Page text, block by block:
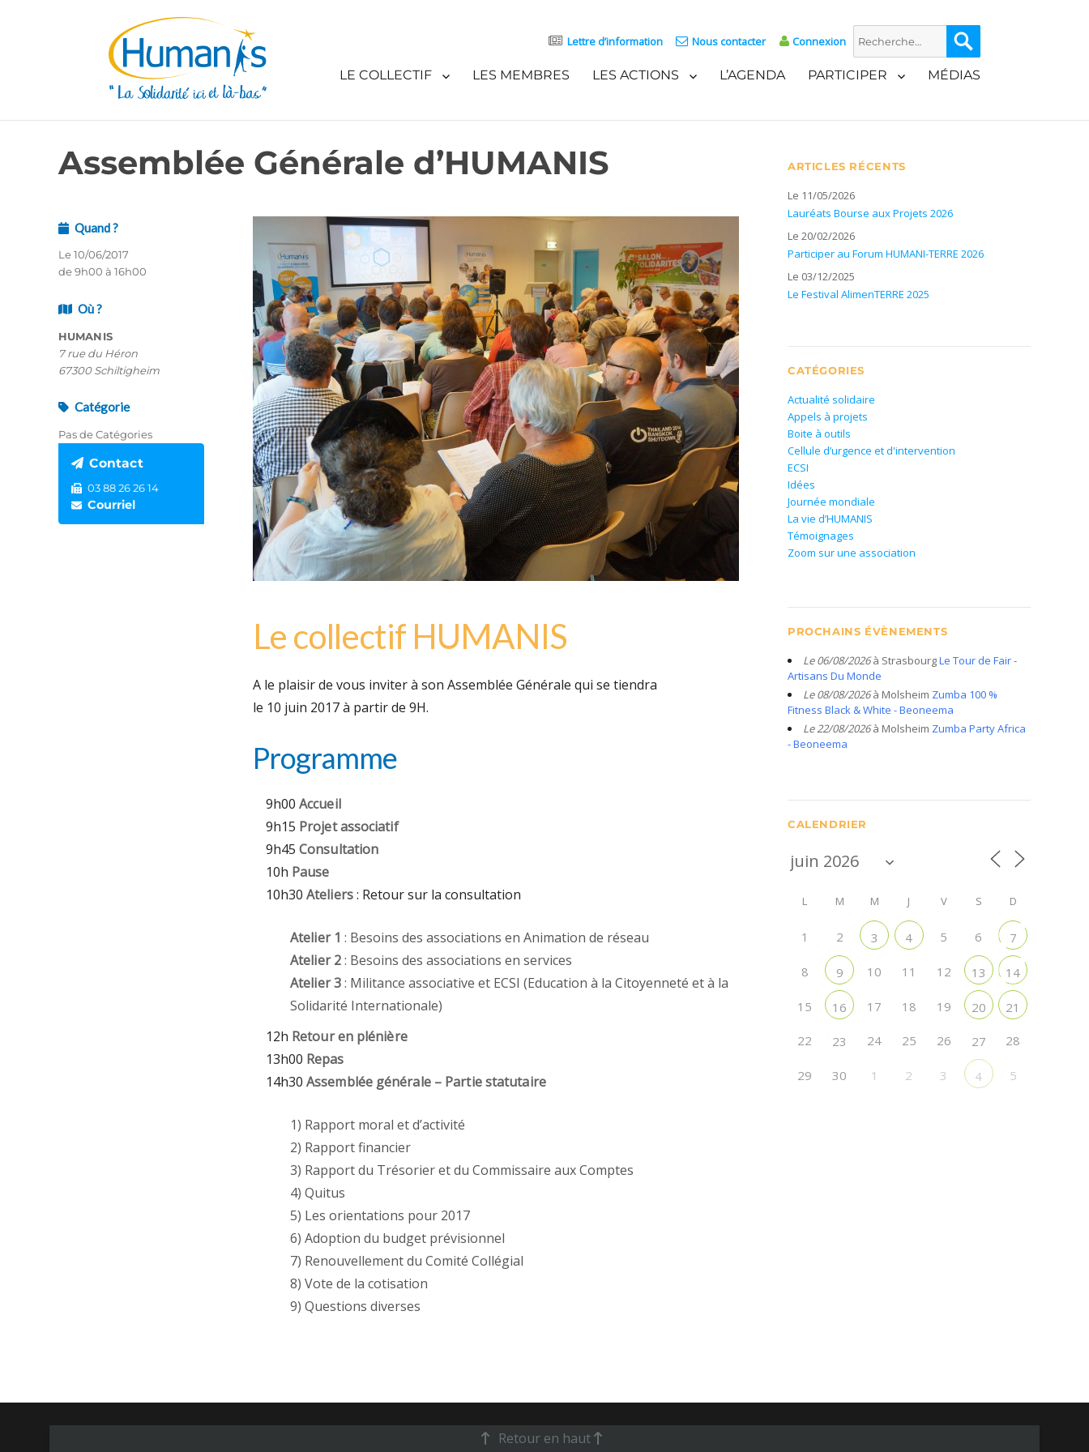
Lettre d’information Nous contacter Connexion
Recherche
pour :
LE COLLECTIF LES MEMBRES LES ACTIONS L’AGENDA PARTICIPER MÉDIAS
Assemblée Générale d’HUMANIS
Le collectif HUMANIS
A le plaisir de vous inviter à son Assemblée Générale qui se tiendra
le 10 juin 2017 à partir de 9H.
Programme
9h00 Accueil
9h15 Projet associatif
9h45 Consultation
10h Pause
10h30 Ateliers: Retour sur la consultation
Atelier 1 : Besoins des associations en Animation de réseau
Atelier 2: Besoins des associations en services
Atelier 3: Militance associative et ECSI (Education à la Citoyenneté et à la
Solidarité Internationale)
12h Retour en plénière
13h00 Repas
14h30 Assemblée générale – Partie statutaire
1) Rapport moral et d’activité
2) Rapport financier
3) Rapport du Trésorier et du Commissaire aux Comptes
4) Quitus
5) Les orientations pour 2017
6) Adoption du budget prévisionnel
7) Renouvellement du Comité Collégial
8) Vote de la cotisation
9) Questions diverses
Quand ?
Le 10/06/2017
de 9h00 à 16h00
Où ?
HUMANIS
7 rue du Héron
67300 Schiltigheim
Catégorie
Pas de Catégories
Contact
03 88 26 26 14
Courriel
ARTICLES RÉCENTS
Le 11/05/2026
Lauréats Bourse aux Projets 2026
Le 20/02/2026
Participer au Forum HUMANI-TERRE 2026
Le 03/12/2025
Le Festival AlimenTERRE 2025
CATÉGORIES
Actualité solidaire
Appels à projets
Boite à outils
Cellule d’urgence et d'intervention
ECSI
Idées
Journée mondiale
La vie d’HUMANIS
Témoignages
Zoom sur une association
PROCHAINS ÉVÈNEMENTS
Le 06/08/2026à StrasbourgLe Tour de Fair -
Artisans Du Monde
Le 08/08/2026à Molsheim Zumba 100 %
Fitness Black & White - Beoneema
Le 22/08/2026à Molsheim Zumba Party Africa
- Beoneema
CALENDRIER
L M M J V S D
1 2 3 4 5 6 7
8 9 10 11 12 13 14
15 16 17 18 19 20 21
22 23 24 25 26 27 28
29 30 1 2 3 4 5
Retour en haut